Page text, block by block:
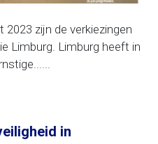
2023 zijn de verkiezingen
Limburg. Limburg heeft in
in